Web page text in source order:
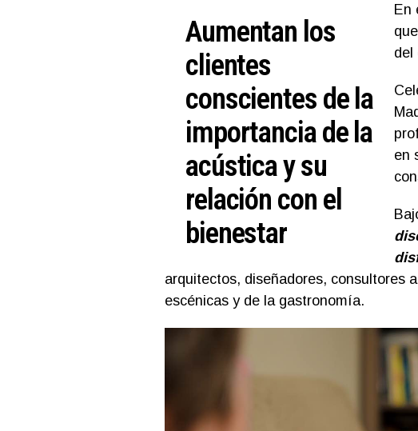
Aumentan los
clientes
conscientes de la
importancia de la
acústica y su
relación con el
bienestar
En
del
en
arquitectos, diseñadores, consultores
escénicas y de la gastronomía.